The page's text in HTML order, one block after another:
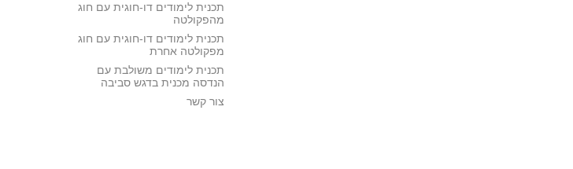
תכנית לימודים דו-חוגית עם חוג
מהפקולטה
תכנית לימודים דו-חוגית עם חוג
מפקולטה אחרת
תכנית לימודים משולבת עם
הנדסה מכנית בדגש סביבה
צור קשר